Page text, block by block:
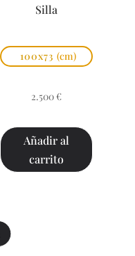
Silla
100x73 (cm)
2.500 €
Añadir al
carrito